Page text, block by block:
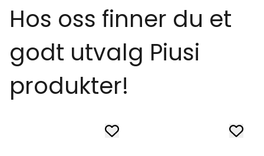
Hos oss finner du et
godt utvalg Piusi
produkter!